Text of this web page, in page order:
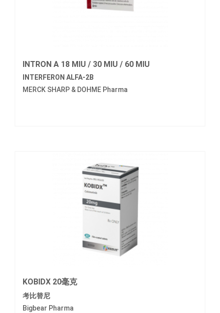
INTRON A 18 MIU / 30 MIU / 60 MIU
INTERFERON ALFA-2B
MERCK SHARP & DOHME Pharma
KOBIDX 20毫克
考比替尼
Bigbear Pharma